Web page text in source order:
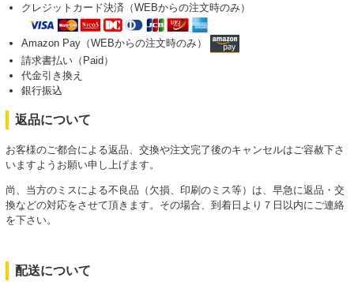
クレジットカード決済（WEBからの注文時のみ）
Amazon Pay（WEBからの注文時のみ）
請求書払い（Paid）
代金引き換え
銀行振込
返品について
お客様のご都合による返品、交換や注文完了後のキャンセルはご容赦下さ
いますようお願い申し上げます。
尚、当方のミスによる不良品（欠損、印刷のミス等）は、早急に返品・交
換などの対応をさせて頂きます。その場合、到着日より７日以内にご連絡
を下さい。
配送について